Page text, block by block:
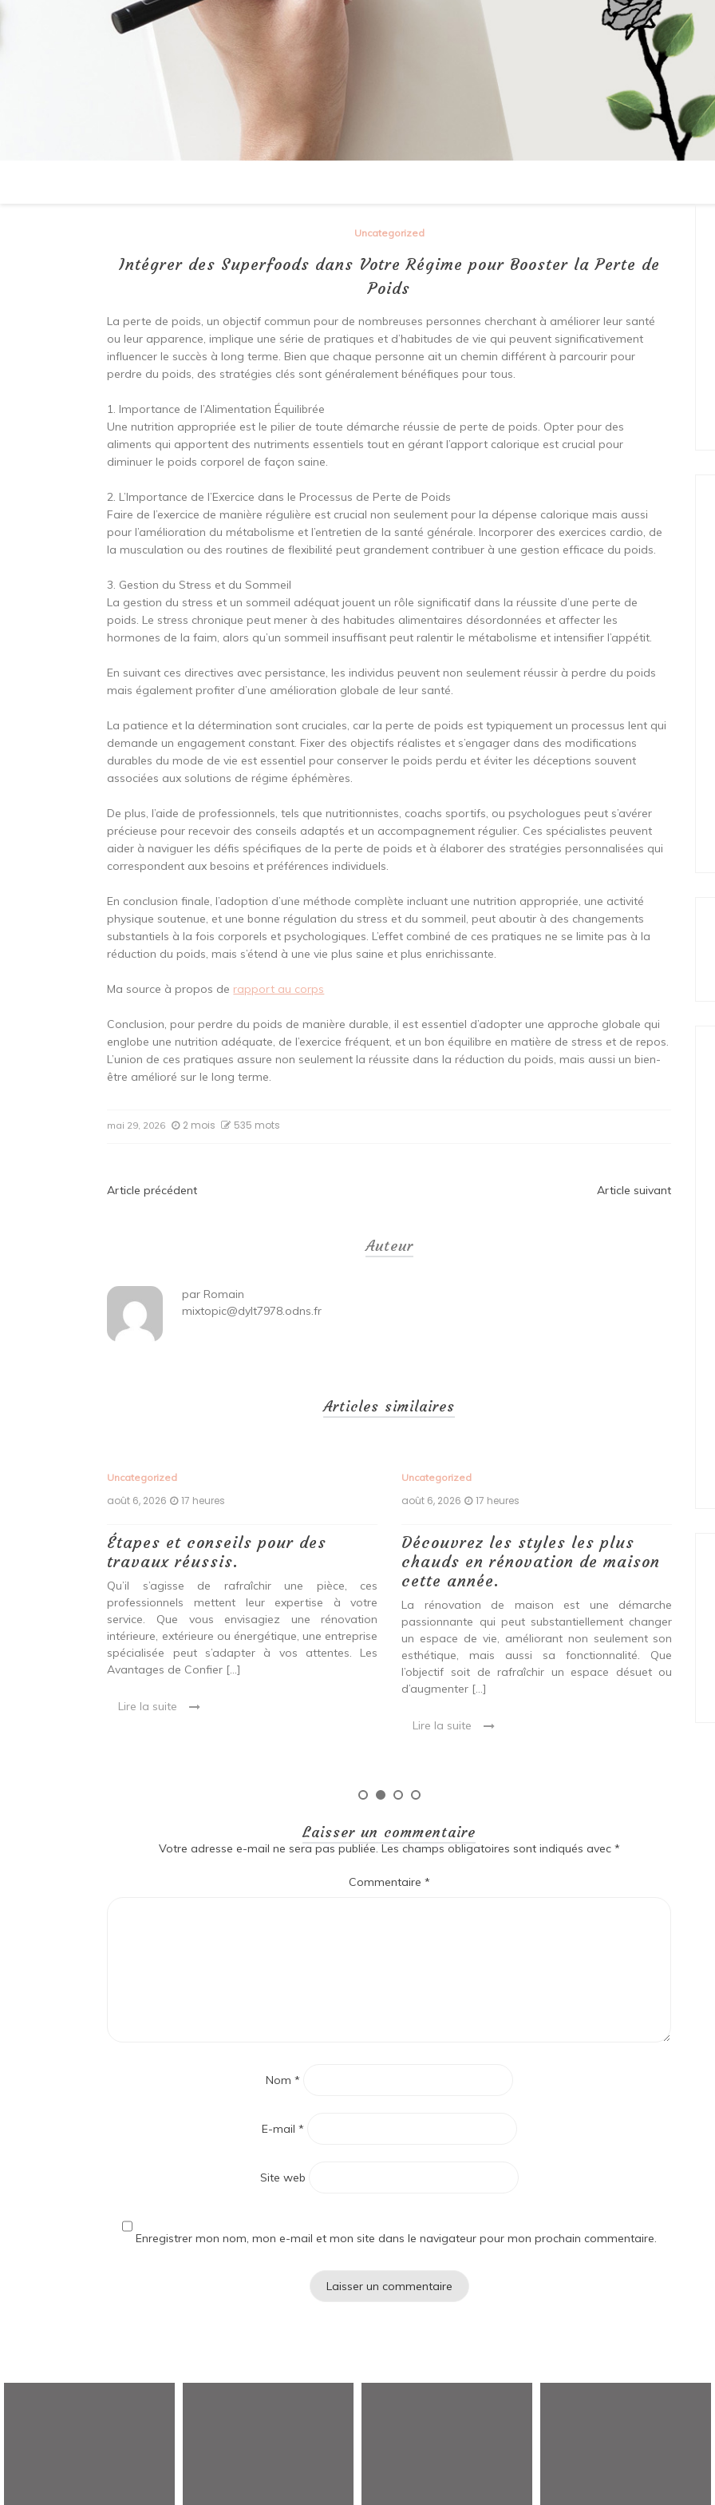
Uncategorized
Intégrer des Superfoods dans Votre Régime pour Booster la Perte de
Poids
La perte de poids, un objectif commun pour de nombreuses personnes cherchant à améliorer leur santé
ou leur apparence, implique une série de pratiques et d’habitudes de vie qui peuvent significativement
influencer le succès à long terme. Bien que chaque personne ait un chemin différent à parcourir pour
perdre du poids, des stratégies clés sont généralement bénéfiques pour tous.
1. Importance de l’Alimentation Équilibrée
Une nutrition appropriée est le pilier de toute démarche réussie de perte de poids. Opter pour des
aliments qui apportent des nutriments essentiels tout en gérant l’apport calorique est crucial pour
diminuer le poids corporel de façon saine.
2. L’Importance de l’Exercice dans le Processus de Perte de Poids
Faire de l’exercice de manière régulière est crucial non seulement pour la dépense calorique mais aussi
pour l’amélioration du métabolisme et l’entretien de la santé générale. Incorporer des exercices cardio, de
la musculation ou des routines de flexibilité peut grandement contribuer à une gestion efficace du poids.
3. Gestion du Stress et du Sommeil
La gestion du stress et un sommeil adéquat jouent un rôle significatif dans la réussite d’une perte de
poids. Le stress chronique peut mener à des habitudes alimentaires désordonnées et affecter les
hormones de la faim, alors qu’un sommeil insuffisant peut ralentir le métabolisme et intensifier l’appétit.
En suivant ces directives avec persistance, les individus peuvent non seulement réussir à perdre du poids
mais également profiter d’une amélioration globale de leur santé.
La patience et la détermination sont cruciales, car la perte de poids est typiquement un processus lent qui
demande un engagement constant. Fixer des objectifs réalistes et s’engager dans des modifications
durables du mode de vie est essentiel pour conserver le poids perdu et éviter les déceptions souvent
associées aux solutions de régime éphémères.
De plus, l’aide de professionnels, tels que nutritionnistes, coachs sportifs, ou psychologues peut s’avérer
précieuse pour recevoir des conseils adaptés et un accompagnement régulier. Ces spécialistes peuvent
aider à naviguer les défis spécifiques de la perte de poids et à élaborer des stratégies personnalisées qui
correspondent aux besoins et préférences individuels.
En conclusion finale, l’adoption d’une méthode complète incluant une nutrition appropriée, une activité
physique soutenue, et une bonne régulation du stress et du sommeil, peut aboutir à des changements
substantiels à la fois corporels et psychologiques. L’effet combiné de ces pratiques ne se limite pas à la
réduction du poids, mais s’étend à une vie plus saine et plus enrichissante.
Ma source à propos de rapport au corps
Conclusion, pour perdre du poids de manière durable, il est essentiel d’adopter une approche globale qui
englobe une nutrition adéquate, de l’exercice fréquent, et un bon équilibre en matière de stress et de repos.
L’union de ces pratiques assure non seulement la réussite dans la réduction du poids, mais aussi un bien-
être amélioré sur le long terme.
mai 29, 2026 2 mois 535 mots
Navigation
Article précédent Article suivant
Auteur
par Romain
mixtopic@dylt7978.odns.fr
Articles similaires
Uncategorized
août 6, 2026 17 heures
Étapes et conseils pour des
travaux réussis.
Qu’il s’agisse de rafraîchir une pièce, ces
professionnels mettent leur expertise à votre
service. Que vous envisagiez une rénovation
intérieure, extérieure ou énergétique, une entreprise
spécialisée peut s’adapter à vos attentes. Les
Avantages de Confier […]
Lire la suite
Uncategorized
août 6, 2026 17 heures
Découvrez les styles les plus
chauds en rénovation de maison
cette année.
La rénovation de maison est une démarche
passionnante qui peut substantiellement changer
un espace de vie, améliorant non seulement son
esthétique, mais aussi sa fonctionnalité. Que
l’objectif soit de rafraîchir un espace désuet ou
d’augmenter […]
Lire la suite
Laisser un commentaire
Votre adresse e-mail ne sera pas publiée. Les champs obligatoires sont indiqués avec *
Commentaire *
Nom *
E-mail *
Site web
Enregistrer mon nom, mon e-mail et mon site dans le navigateur pour mon prochain commentaire.